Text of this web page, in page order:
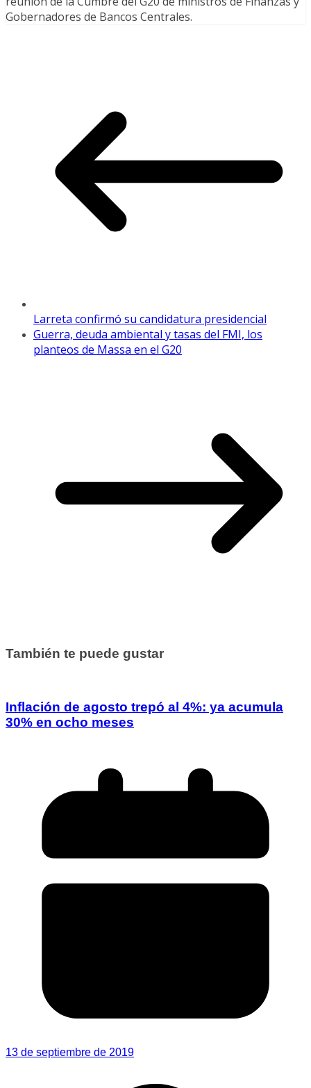
Gobernadores de Bancos Centrales.
Larreta confirmó su candidatura presidencial
Guerra, deuda ambiental y tasas del FMI, los
planteos de Massa en el G20
También te puede gustar
Inflación de agosto trepó al 4%: ya acumula
30% en ocho meses
13 de septiembre de 2019